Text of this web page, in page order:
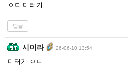
ㅇㄷ 미터기
답글
시이라 26-06-10 13:54
미터기 ㅇㄷ